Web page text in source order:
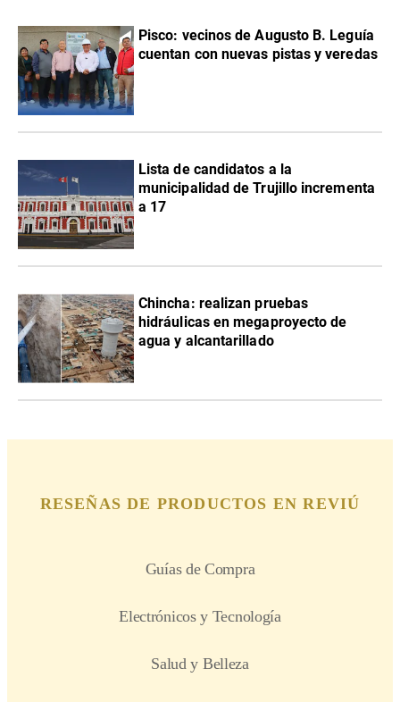
Pisco: vecinos de Augusto B. Leguía
cuentan con nuevas pistas y veredas
Lista de candidatos a la
municipalidad de Trujillo incrementa
a 17
Chincha: realizan pruebas
hidráulicas en megaproyecto de
agua y alcantarillado